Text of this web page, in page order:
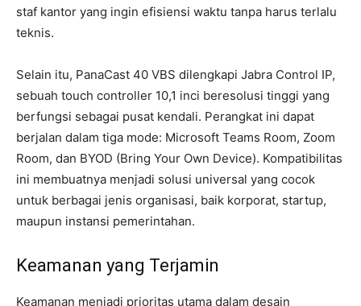
staf kantor yang ingin efisiensi waktu tanpa harus terlalu
teknis.
Selain itu, PanaCast 40 VBS dilengkapi Jabra Control IP,
sebuah touch controller 10,1 inci beresolusi tinggi yang
berfungsi sebagai pusat kendali. Perangkat ini dapat
berjalan dalam tiga mode: Microsoft Teams Room, Zoom
Room, dan BYOD (Bring Your Own Device). Kompatibilitas
ini membuatnya menjadi solusi universal yang cocok
untuk berbagai jenis organisasi, baik korporat, startup,
maupun instansi pemerintahan.
Keamanan yang Terjamin
Keamanan menjadi prioritas utama dalam desain